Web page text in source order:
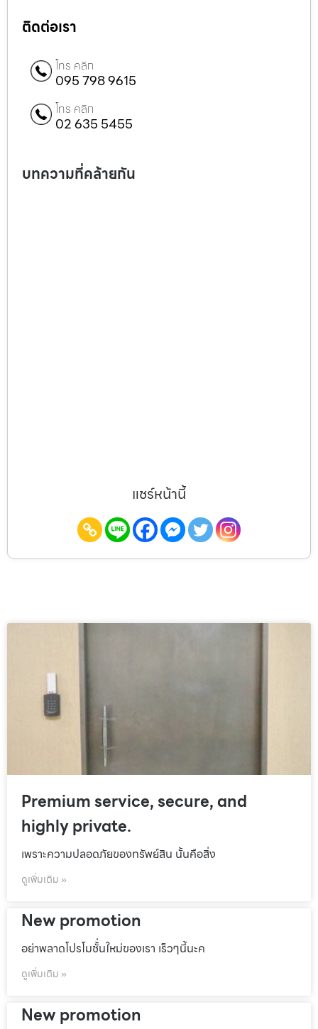
ติดต่อเรา
โทร คลิก
095 798 9615
โทร คลิก
02 635 5455
บทความที่คล้ายกัน
แชร์หน้านี้
Premium service, secure, and
highly private.
เพราะความปลอดภัยของทรัพย์สิน นั้นคือสิ่ง
ดูเพิ่มเติม »
New promotion
อย่าพลาดโปรโมชั้่นใหม่ของเรา เร็วๆนี้นะค
ดูเพิ่มเติม »
New promotion